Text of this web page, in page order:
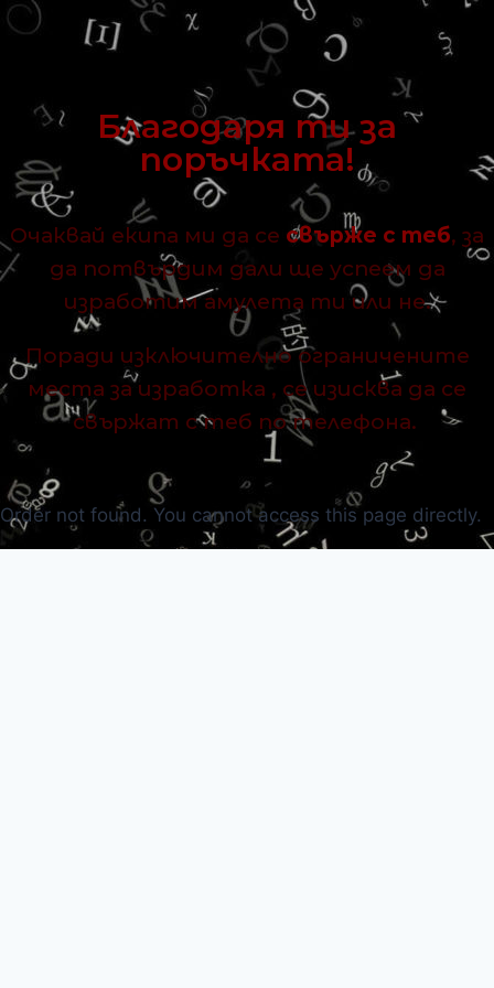
Благодаря ти за
поръчката!
Очаквай екипа ми да се свърже с теб, за
да потвърдим дали ще успеем да
изработим амулета ти или не.
Поради изключително ограничените
места за изработка , се изисква да се
свържат с теб по телефона.
Order not found. You cannot access this page directly.